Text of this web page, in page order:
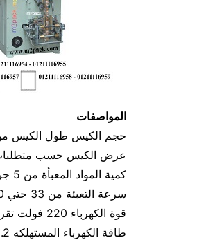
المواصفات
عرض الكيس حسب
كمية المواد المعبأة من 5 جرام حتي 250 جرام تقريبا و يمكن تعديله حتي 500 جرام تقريبا
سرعة التعبئة من 33 حتي 80 كيس / دقيقة تقريبا و لمادة التغليف اعتبار في السرعه
قوة الكهرباء 220 فولت تقريبا
طاقة الكهرباء المستهلكه 1.2 ك وات تقريبا